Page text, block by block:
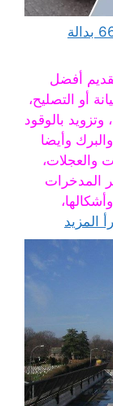
ونش كرين سطحة ام الهيمان 66400336 بدالة
أفضل
أو التصليح،
بالوقود
وأيضا
والعجلات،
المدخرات
المزيد